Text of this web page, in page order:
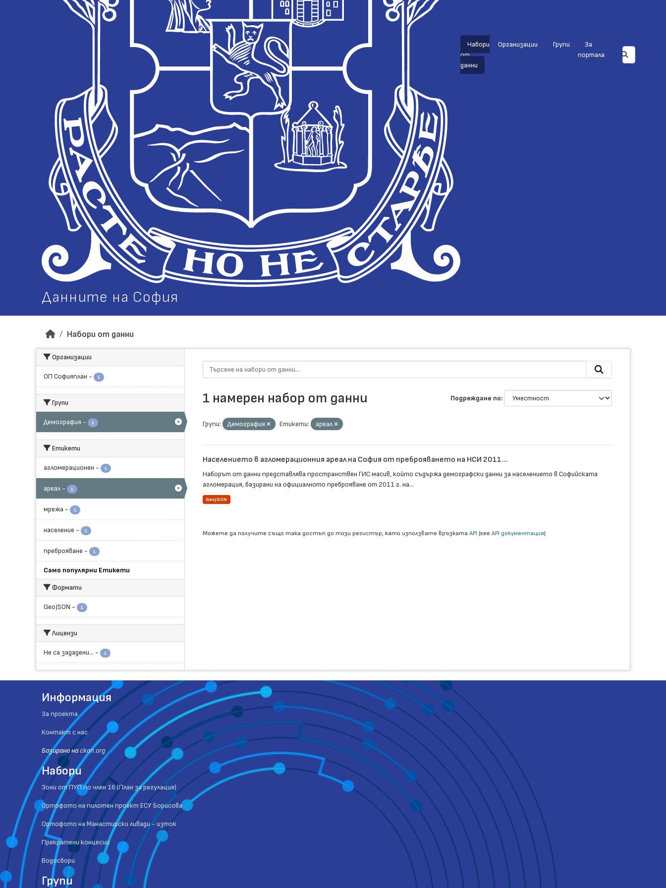
Данните на София
Набори
от
данни
Организации Групи
За
портала
Набори от данни
Организации
ОП Софияплан - 1
Групи
Демография - 1
Етикети
агломерационен - 1
ареал - 1
мрежа - 1
население - 1
преброяване - 1
Само популярни Етикети
Формати
GeoJSON - 1
Лицензи
Не са зададени... - 1
Подреждане по
1 намерен набор от данни
Групи: Демография Етикети: ареал
Населението в агломерационния ареал на София от преброяването на НСИ 2011...
Наборът от данни представлява пространствен ГИС масив, който съдържа демографски данни за населението в Софийската
агломерация, базирани на официалното преброяване от 2011 г. на...
GeoJSON
Можете да получите също така достъп до този регистър, като използвате връзката API (see API документация).
Информация
За проекта
Контакт с нас
Базиранo на ckan.org
Набори
Зони от ПУП по член 16 (План за регулация)
Ортофото на пилотен проект ЕСУ Борисова
Ортофото на Манастирски ливади - изток
Прекратени концесии
Водосбори
Групи